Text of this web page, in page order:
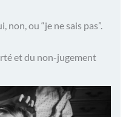
non, ou “je ne sais pas”.
et du non-jugement